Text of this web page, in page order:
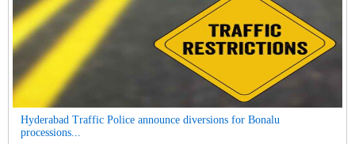
Hyderabad Traffic Police announce diversions for Bonalu
processions...